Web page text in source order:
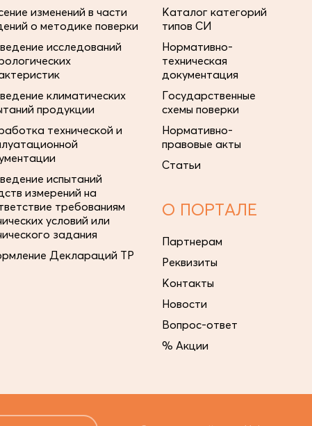
изменений в части
о методике поверки
исследований
климатических
продукции
технической и
испытаний
измерений на
требованиям
условий или
задания
Деклараций ТР
Каталог категорий
типов СИ
Нормативно-
техническая
документация
Государственные
схемы поверки
Нормативно-
правовые акты
Статьи
О ПОРТАЛЕ
Партнерам
Реквизиты
Контакты
Новости
Вопрос-ответ
% Акции